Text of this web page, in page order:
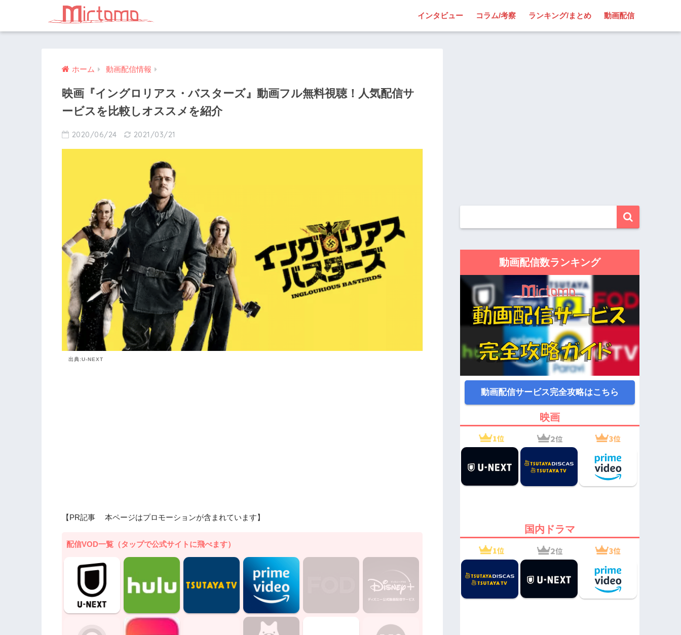
インタビュー コラム/考察 ランキング/まとめ 動画配信
ホーム 動画配信情報
映画『イングロリアス・バスターズ』動画フル無料視聴！人気配信サ
ービスを比較しオススメを紹介
2020/06/24 2021/03/21
出典:U-NEXT
【PR記事 本ページはプロモーションが含まれています】
配信VOD一覧（タップで公式サイトに飛べます）
動画配信数ランキング
動画配信サービス完全攻略はこちら
映画
国内ドラマ